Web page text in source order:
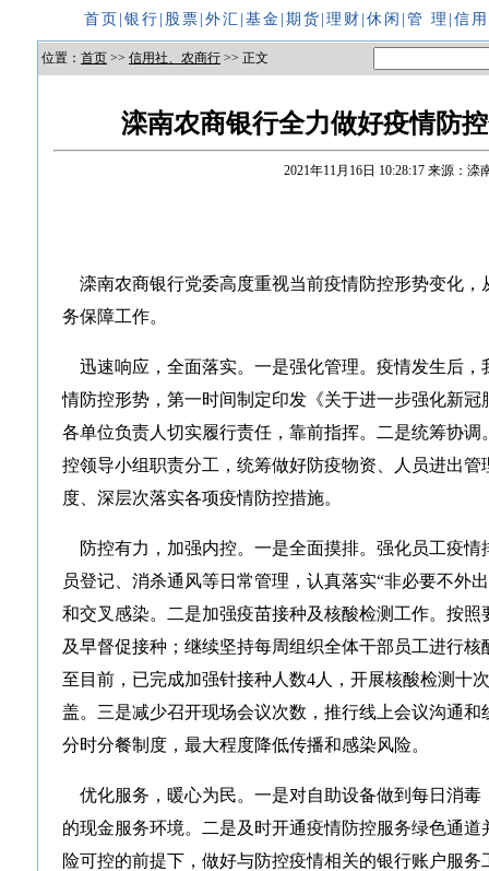
首页 银行 股票 外汇 基金 期货 理财 休闲 管 理 信
位置： 首页 >> 信用社、农商行 >> 正文
滦南农商银行全力做好疫情防
2021年11月16日 10:28:17 来源：滦
滦南农商银行党委高度重视当前疫情防控形势变化，
务保障工作。
迅速响应，全面落实。一是强化管理。疫情发生后，
情防控形势，第一时间制定印发《关于进一步强化新
各单位负责人切实履行责任，靠前指挥。二是统筹协
控领导小组职责分工，统筹做好防疫物资、人员进出
度、深层次落实各项疫情防控措施。
防控有力，加强内控。一是全面摸排。强化员工疫情
员登记、消杀通风等日常管理，认真落实“非必要不外
和交叉感染。二是加强疫苗接种及核酸检测工作。按
及早督促接种；继续坚持每周组织全体干部员工进行
至目前，已完成加强针接种人数4人，开展核酸检测十
盖。三是减少召开现场会议次数，推行线上会议沟通
分时分餐制度，最大程度降低传播和感染风险。
优化服务，暖心为民。一是对自助设备做到每日消毒
的现金服务环境。二是及时开通疫情防控服务绿色通道
险可控的前提下，做好与防控疫情相关的银行账户服